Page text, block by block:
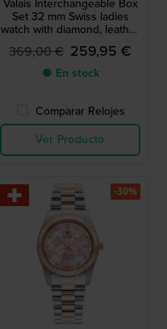
Valais Interchangeable Box
Set 32 mm Swiss ladies
watch with diamond, leather
strap and mesh bracelet
369,00 € 259,95 €
● En stock
Comparar Relojes
Ver Producto
-30%